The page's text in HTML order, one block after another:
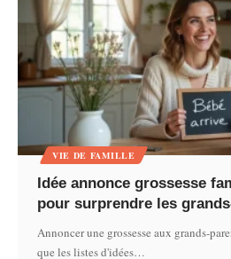
VIE DE FAMILLE
Idée annonce grossesse
pour surprendre les
Annoncer une grossesse aux grands-
que les listes d'idées…